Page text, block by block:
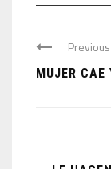
MUJER CAE